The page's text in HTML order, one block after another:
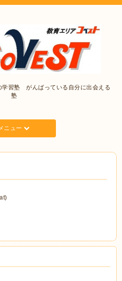
学習塾 がんばっている自分に出会える
塾
ニュー